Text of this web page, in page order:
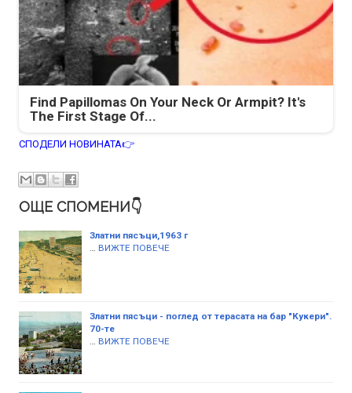
Find Papillomas On Your Neck Or Armpit? It's
The First Stage Of...
СПОДЕЛИ НОВИНАТА👉
ОЩЕ СПОМЕНИ👇
Златни пясъци,1963 г
ВИЖТЕ ПОВЕЧЕ
Златни пясъци - поглед от терасата на бар "Кукери".
70-те
ВИЖТЕ ПОВЕЧЕ